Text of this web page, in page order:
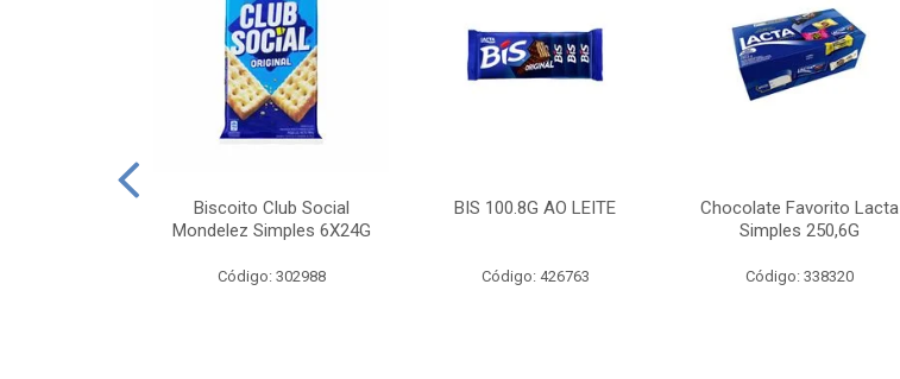
Biscoito Club Social
Mondelez Simples 6X24G
Código: 302988
BIS 100.8G AO LEITE
Código: 426763
Chocolate Favorito Lacta
Simples 250,6G
Código: 338320